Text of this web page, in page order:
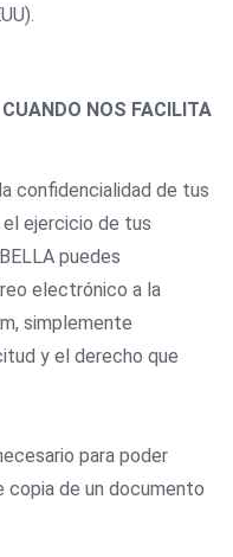
NOS FACILITA
confidencialidad de tus
ejercicio de tus
puedes
electrónico a la
simplemente
y el derecho que
para poder
de un documento